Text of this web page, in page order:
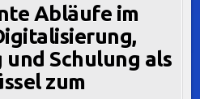
Abläufe im
Schulung als
zum